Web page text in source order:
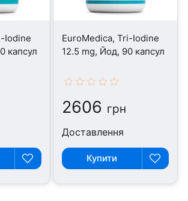
Iodine
капсул
EuroMedica, Tri-Iodine
12.5 mg, Йод, 90 капсул
2606 грн
Доставлення
Купити